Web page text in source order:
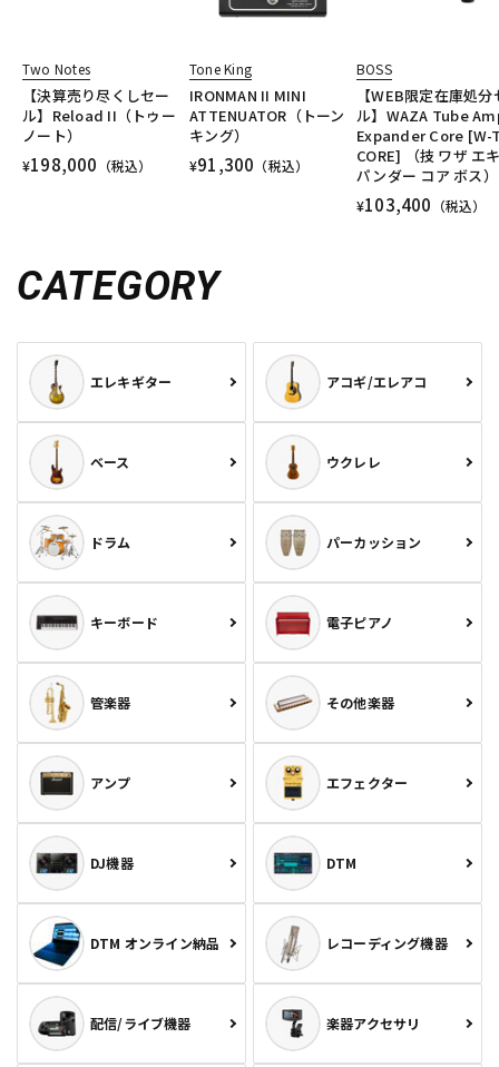
Two Notes
【決算売り尽くしセー
ル】Reload II（トゥー
ノート）
¥198,000 （税込）
Tone King
IRONMAN II MINI
ATTENUATOR（トーン
キング）
¥91,300 （税込）
BOSS
【WEB限定在庫処分
ル】WAZA Tube
Expander Core [W-
CORE] （技 ワザ エ
パンダー コア ボス）
¥103,400 （税込）
CATEGORY
エレキギター アコギ/エレアコ
ベース ウクレレ
ドラム パーカッション
キーボード 電子ピアノ
管楽器 その他楽器
アンプ エフェクター
DJ機器 DTM
DTM オンライン納品 レコーディング機器
配信/ライブ機器 楽器アクセサリ